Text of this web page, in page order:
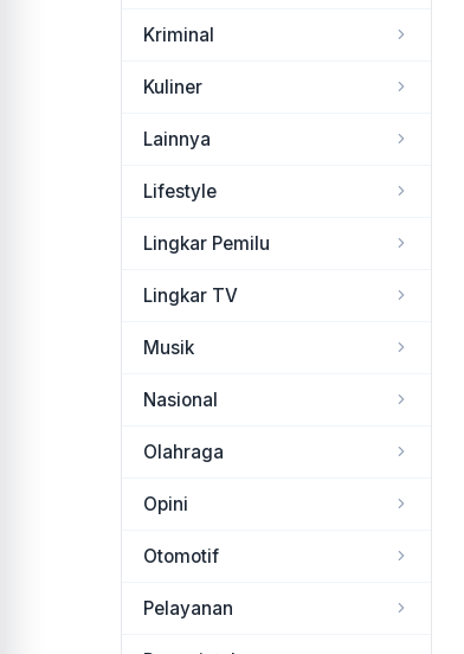
Kriminal
Kuliner
Lainnya
Lifestyle
Lingkar Pemilu
Lingkar TV
Musik
Nasional
Olahraga
Opini
Otomotif
Pelayanan